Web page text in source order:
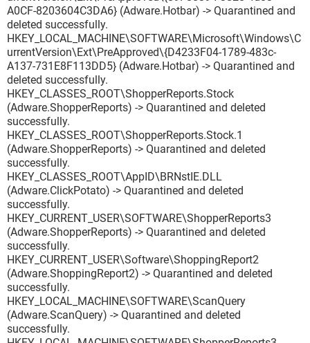
A0CF-8203604C3DA6} (Adware.Hotbar) -> Quarantined and
deleted successfully.
HKEY_LOCAL_MACHINE\SOFTWARE\Microsoft\Windows\C
urrentVersion\Ext\PreApproved\{D4233F04-1789-483c-
A137-731E8F113DD5} (Adware.Hotbar) -> Quarantined and
deleted successfully.
HKEY_CLASSES_ROOT\ShopperReports.Stock
(Adware.ShopperReports) -> Quarantined and deleted
successfully.
HKEY_CLASSES_ROOT\ShopperReports.Stock.1
(Adware.ShopperReports) -> Quarantined and deleted
successfully.
HKEY_CLASSES_ROOT\AppID\BRNstIE.DLL
(Adware.ClickPotato) -> Quarantined and deleted
successfully.
HKEY_CURRENT_USER\SOFTWARE\ShopperReports3
(Adware.ShopperReports) -> Quarantined and deleted
successfully.
HKEY_CURRENT_USER\Software\ShoppingReport2
(Adware.ShoppingReport2) -> Quarantined and deleted
successfully.
HKEY_LOCAL_MACHINE\SOFTWARE\ScanQuery
(Adware.ScanQuery) -> Quarantined and deleted
successfully.